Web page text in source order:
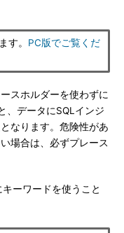
す。 PC版でご覧くだ
スホルダーを使わずに
、データにSQLインジ
なります。危険性があ
場合は、必ずプレース
ーワードを使うこと